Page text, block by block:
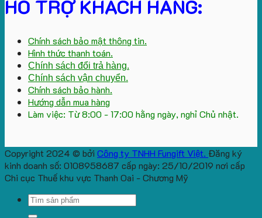
HỖ TRỢ KHÁCH HÀNG:
Chính sách bảo mật thông tin.
Hình thức thanh toán.
Chính sách đổi trả hàng.
Chính sách vận chuyển.
Chính sách bảo hành.
Hướng dẫn mua hàng
Làm việc: Từ 8:00 - 17:00 hằng ngày, nghỉ Chủ nhật.
Copyright 2024 © bởi Công ty TNHH Fungift Việt. Đăng ký
kinh doanh số: 0108958687 cấp ngày: 25/10/2019 nơi cấp
Chi cục Thuế khu vực Thanh Oai - Chương Mỹ
Search